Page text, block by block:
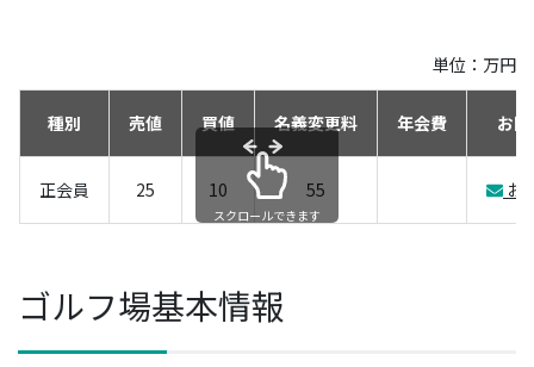
単位：万円
種別 売値 買値 名義変更料 年会費 お
正会員 25 10 55 お
スクロールできます
ゴルフ場基本情報